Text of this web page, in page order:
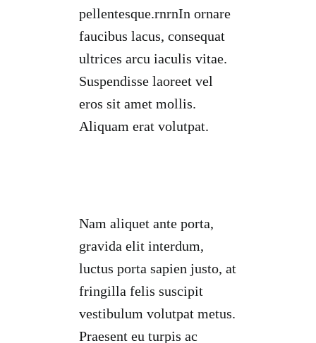
pellentesque.rnrnIn ornare
faucibus lacus, consequat
ultrices arcu iaculis vitae.
Suspendisse laoreet vel
eros sit amet mollis.
Aliquam erat volutpat.
Nam aliquet ante porta,
gravida elit interdum,
luctus porta sapien justo, at
fringilla felis suscipit
vestibulum volutpat metus.
Praesent eu turpis ac